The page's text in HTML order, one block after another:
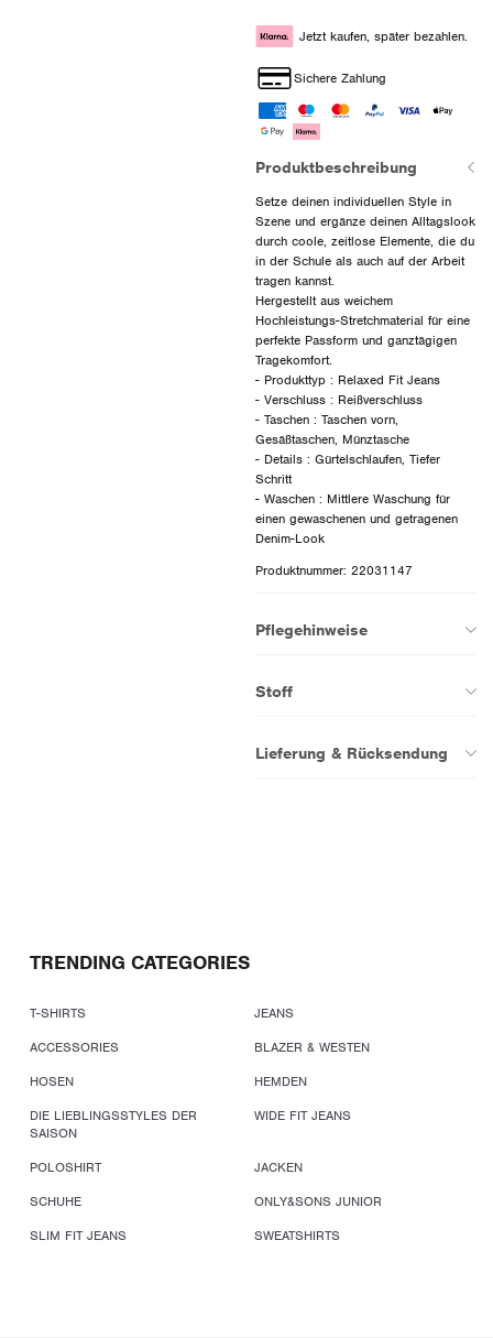
Jetzt kaufen, später bezahlen.
Sichere Zahlung
Produktbeschreibung
Setze deinen individuellen Style in
Szene und ergänze deinen Alltagslook
durch coole, zeitlose Elemente, die du
in der Schule als auch auf der Arbeit
tragen kannst.
Hergestellt aus weichem
Hochleistungs-Stretchmaterial für eine
perfekte Passform und ganztägigen
Tragekomfort.
- Produkttyp : Relaxed Fit Jeans
- Verschluss : Reißverschluss
- Taschen : Taschen vorn,
Gesäßtaschen, Münztasche
- Details : Gürtelschlaufen, Tiefer
Schritt
- Waschen : Mittlere Waschung für
einen gewaschenen und getragenen
Denim-Look
Produktnummer: 22031147
Pflegehinweise
Stoff
Lieferung & Rücksendung
TRENDING CATEGORIES
T-SHIRTS
JEANS
ACCESSORIES
BLAZER & WESTEN
HOSEN
HEMDEN
DIE LIEBLINGSSTYLES DER
SAISON
WIDE FIT JEANS
POLOSHIRT
JACKEN
SCHUHE
ONLY&SONS JUNIOR
SLIM FIT JEANS
SWEATSHIRTS